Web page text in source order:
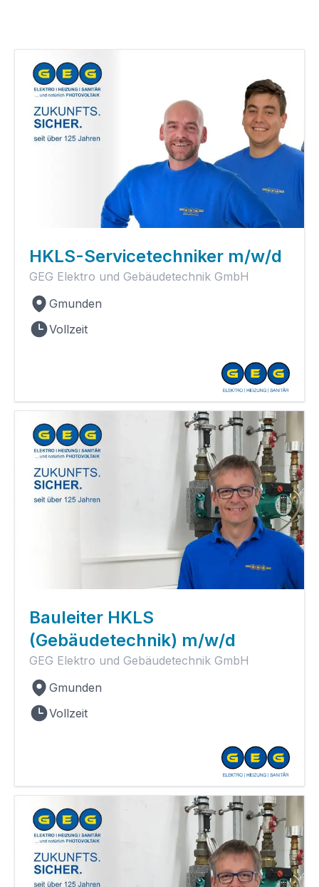
HKLS-Servicetechniker m/w/d
GEG Elektro und Gebäudetechnik GmbH
Gmunden
Vollzeit
Bauleiter HKLS
(Gebäudetechnik) m/w/d
GEG Elektro und Gebäudetechnik GmbH
Gmunden
Vollzeit